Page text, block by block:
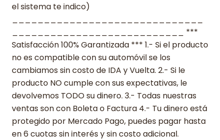
el sistema te indico)
___________________________ ***
Satisfacción 100% Garantizada *** 1.- Si el producto
no es compatible con su automóvil se los
cambiamos sin costo de IDA y Vuelta. 2.- Si le
producto NO cumple con sus expectativas, le
devolvemos TODO su dinero. 3.- Todas nuestras
ventas son con Boleta o Factura 4.- Tu dinero está
protegido por Mercado Pago, puedes pagar hasta
en 6 cuotas sin interés y sin costo adicional.